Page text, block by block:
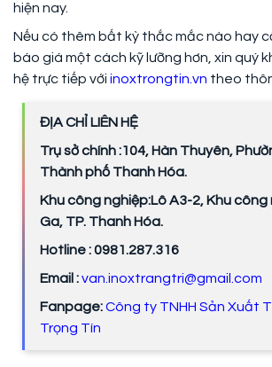
hiện nay.
Nếu có thêm bất kỳ thắc mắc nào hay
báo giá một cách kỹ lưỡng hơn, xin quý
hệ trực tiếp với inoxtrongtin.vn theo
ĐỊA CHỈ LIÊN HỆ
Trụ sở chính :104, Hàn Thuyên,
Thành phố Thanh Hóa.
Khu công nghiệp:Lô A3-2, Khu công
Ga, TP. Thanh Hóa.
Hotline : 0981.287.316
Email :van.inoxtrangtri@gmail.com
Fanpage:Công ty TNHH Sản Xuất
Trọng Tín